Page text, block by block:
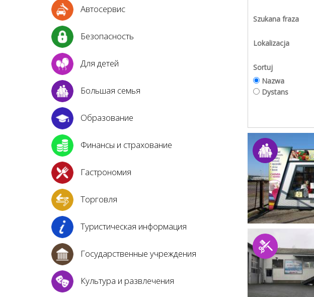
Szukana fraza
Lokalizacja
Sortuj
Nazwa
Dystans
Автосервис
Безопасность
Для детей
Большая семья
Образование
Финансы и страхование
Гастрономия
Торговля
Туристическая информация
Государственные учреждения
Культура и развлечения